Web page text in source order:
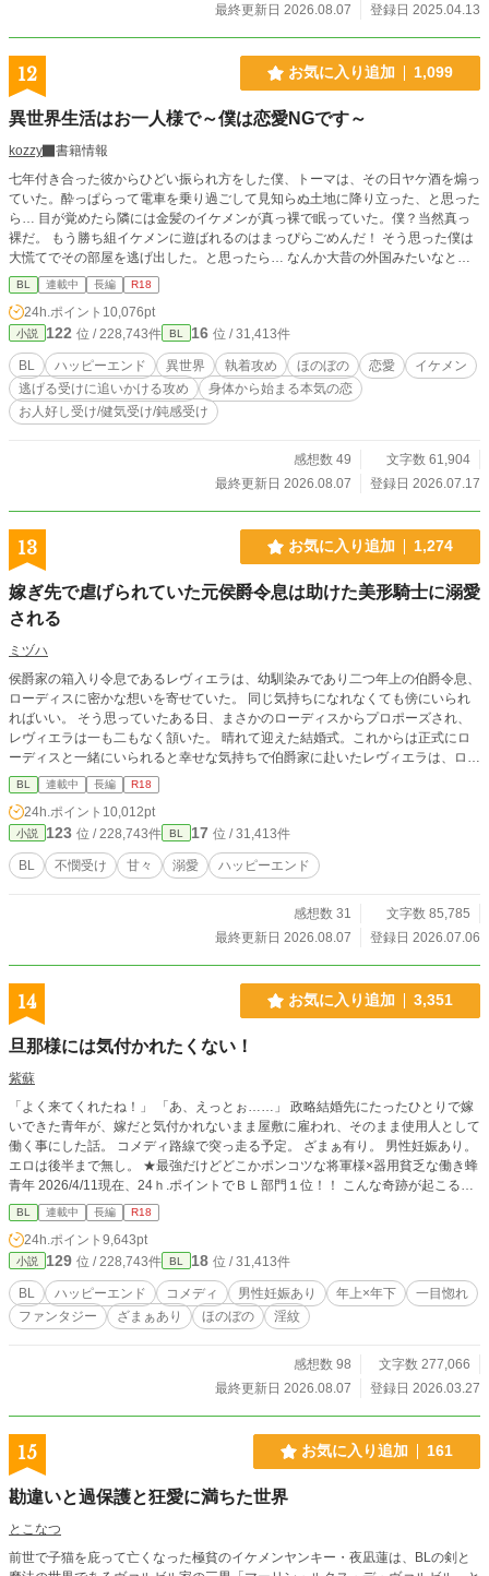
最終更新日 2026.08.07
登録日 2025.04.13
12 お気に入り追加 1,099
異世界生活はお一人様で～僕は恋愛NGです～
kozzy
書籍情報
七年付き合った彼からひどい振られ方をした僕、トーマは、その日ヤケ酒を煽っ
ていた。酔っぱらって電車を乗り過ごして見知らぬ土地に降り立った、と思った
ら… 目が覚めたら隣には金髪のイケメンが真っ裸で眠っていた。僕？当然真っ
裸だ。 もう勝ち組イケメンに遊ばれるのはまっぴらごめんだ！ そう思った僕は
大慌てでその部屋を逃げ出した。と思ったら… なんか大昔の外国みたいなとこ
ろに来ちゃったんだけど、どうしよう！ 取り敢えず現代の知識を駆使してなん
とか生活の基盤を作ったものの、あの時のイケメンがまとわりついて来て… 逃
げる受けと追う攻めのお話です。 18禁は…保険じゃなくなる予定です。
BL 連載中 長編 R18
24h.ポイント 10,076pt
小説 122 位 / 228,743件 BL 16 位 / 31,413件
BL ハッピーエンド 異世界 執着攻め ほのぼの 恋愛
イケメン
逃げる受けに追いかける攻め
身体から始まる本気の恋
お人好し受け/健気受け/鈍感受け
感想数 49
文字数 61,904
最終更新日 2026.08.07
登録日 2026.07.17
13 お気に入り追加 1,274
嫁ぎ先で虐げられていた元侯爵令息は助けた美形騎士に溺愛
される
ミヅハ
侯爵家の箱入り令息であるレヴィエラは、幼馴染みであり二つ年上の伯爵令息、
ローディスに密かな想いを寄せていた。 同じ気持ちになれなくても傍にいられ
ればいい。 そう思っていたある日、まさかのローディスからプロポーズされ、
レヴィエラは一も二もなく頷いた。 晴れて迎えた結婚式。これからは正式にロ
ーディスと一緒にいられると幸せな気持ちで伯爵家に赴いたレヴィエラは、ロー
ディスの恋人と名乗る者に追い出され、敷地の隅にある小屋に押し込まれる。
悲しみを抱きながらも、持ち前の明るさと前向きさでどうにか生活していくこと
にしたレヴィエラだったが、ある日小屋の裏で怪我をした騎士を見つけ介抱する
ことに。 手探りではありつつも、自分に出来る精一杯で手当てをし、ただただ
元気になって欲しいと寝る間も惜しんで看病をした。 それが自分の運命を大き
く変えることになるとも知らず―――。 怪我を負った美形騎士（攻）×頑張り屋
BL 連載中 長編 R18
24h.ポイント 10,012pt
小説 123 位 / 228,743件 BL 17 位 / 31,413件
BL 不憫受け 甘々 溺愛 ハッピーエンド
感想数 31
文字数 85,785
最終更新日 2026.08.07
登録日 2026.07.06
14 お気に入り追加 3,351
旦那様には気付かれたくない！
紫蘇
「よく来てくれたね！」 「あ、えっとぉ……」 政略結婚先にたったひとりで嫁
いできた青年が、嫁だと気付かれないまま屋敷に雇われ、そのまま使用人として
働く事にした話。 コメディ路線で突っ走る予定。 ざまぁ有り。 男性妊娠あり。
エロは後半まで無し。 ★最強だけどどこかポンコツな将軍様×器用貧乏な働き蜂
青年 2026/4/11現在、24ｈ.ポイントでＢＬ部門１位！！ こんな奇跡が起こるな
んて、夢みたいです！ 皆様本当にありがとうございます！
BL 連載中 長編 R18
24h.ポイント 9,643pt
小説 129 位 / 228,743件 BL 18 位 / 31,413件
BL ハッピーエンド コメディ 男性妊娠あり 年上×年下
一目惚れ
ファンタジー
ざまぁあり ほのぼの 淫紋
感想数 98
文字数 277,066
最終更新日 2026.08.07
登録日 2026.03.27
15 お気に入り追加 161
勘違いと過保護と狂愛に満ちた世界
とこなつ
前世で子猫を庇って亡くなった極貧のイケメンヤンキー・夜凪蓮は、BLの剣と